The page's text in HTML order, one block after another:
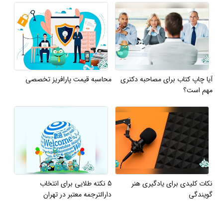
آیا چاپ کتاب برای مصاحبه دکتری
مهم است؟
محاسبه قیمت پارافریز تخصصی
نکات کلیدی برای یادگیری هنر
گویندگی
5 نکته طلایی برای انتخاب
دارالترجمه معتبر در تهران